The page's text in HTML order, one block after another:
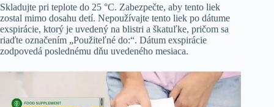
Skladujte pri teplote do 25 °C. Zabezpečte, aby tento liek
zostal mimo dosahu detí. Nepoužívajte tento liek po dátume
exspirácie, ktorý je uvedený na blistri a škatuľke, pričom sa
riaďte označením „Použiteľné do:“. Dátum exspirácie
zodpovedá poslednému dňu uvedeného mesiaca.